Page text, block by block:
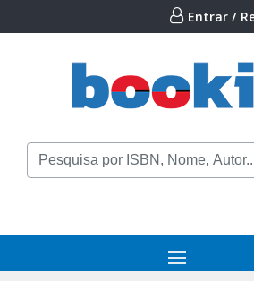
Entrar /